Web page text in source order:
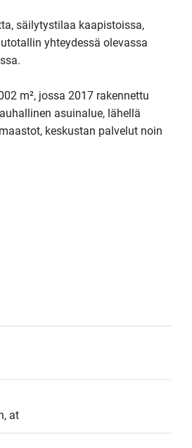
säilytystilaa kaapistoissa,
yhteydessä olevassa
m², jossa 2017 rakennettu
asuinalue, lähellä
keskustan palvelut noin
at